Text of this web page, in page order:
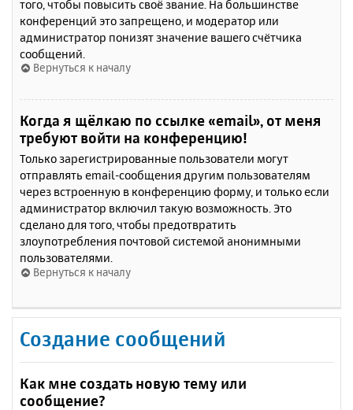
того, чтобы повысить своё звание. На большинстве
конференций это запрещено, и модератор или
администратор понизят значение вашего счётчика
сообщений.
Вернуться к началу
Когда я щёлкаю по ссылке «email», от меня
требуют войти на конференцию!
Только зарегистрированные пользователи могут
отправлять email-сообщения другим пользователям
через встроенную в конференцию форму, и только если
администратор включил такую возможность. Это
сделано для того, чтобы предотвратить
злоупотребления почтовой системой анонимными
пользователями.
Вернуться к началу
Создание сообщений
Как мне создать новую тему или
сообщение?